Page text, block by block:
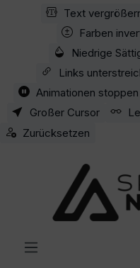
Zum Hauptinhalt
Text
Farben
Niedrige
Links
Animationen stoppen
Großer Cursor
Zurücksetzen